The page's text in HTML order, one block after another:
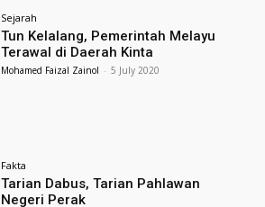
Sejarah
Tun Kelalang, Pemerintah Melayu
Terawal di Daerah Kinta
Mohamed Faizal Zainol - 5 July 2020
Fakta
Tarian Dabus, Tarian Pahlawan
Negeri Perak